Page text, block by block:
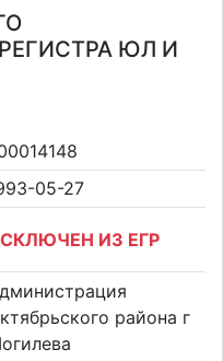
ЮЛ И
05-27
ИЗ ЕГР
района г